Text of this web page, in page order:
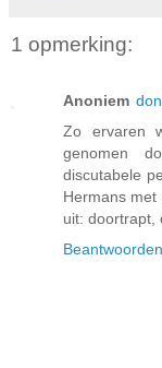
1 opmerking:
Anoniem
Zo ervaren
genomen
discutabele
Hermans
uit: doortrapt,
Beantwoorden